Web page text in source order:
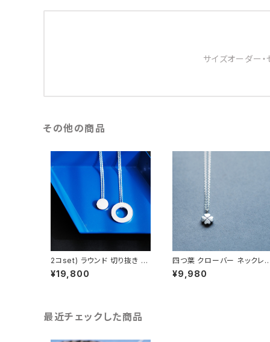
サイズオーダー
その他の商品
2コset) ラウンド 切り抜き ペ
ア ネックレス シルバー925
¥19,800
四つ葉 クローバー ネックレ
シルバー925 メンズ ユニセッ
クス
¥9,980
最近チェックした商品